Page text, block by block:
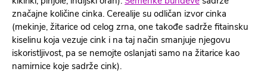
značajne količine cinka. Cerealije su odličan izvor cinka
(mekinje, žitarice od celog zrna, one takođe sadrže fitainsku
kiselinu koja vezuje cink i na taj način smanjuje njegovu
iskoristljivost, pa se nemojte oslanjati samo na žitarice kao
namirnice koje sadrže cink).